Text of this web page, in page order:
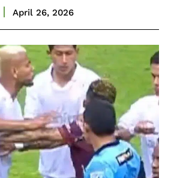
April 26, 2026